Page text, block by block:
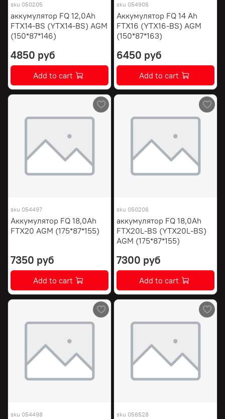
sku 050205
аккумулятор FQ 12,0Ah
FTX14-BS (YTX14-BS) AGM
(150*87*146)
4850 руб
Add to cart
sku 054906
Аккумулятор FQ 14 Ah
FTX16 (YTX16-BS) AGM
(150*87*163)
6450 руб
Add to cart
sku 054497
Аккумулятор FQ 18,0Ah
FTX20 AGM (175*87*155)
7350 руб
Add to cart
sku 050206
аккумулятор FQ 18,0Ah
FTX20L-BS (YTX20L-BS)
AGM (175*87*155)
7300 руб
Add to cart
sku 054498 sku 056528